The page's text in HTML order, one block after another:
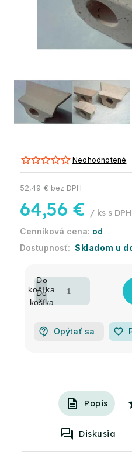
Neohodnotené
od
64,56 € / ks
52,49 € bez DPH
Skladom u
Opýtať sa favorite_border
Popis
Diskusia